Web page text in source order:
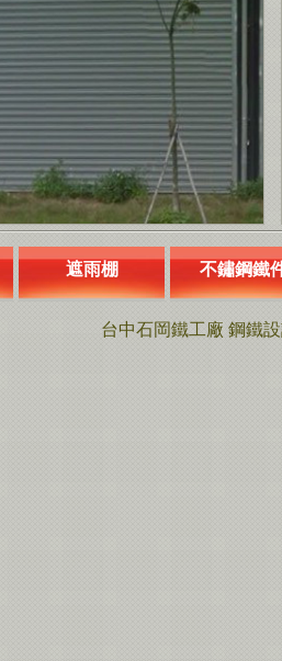
遮雨棚 不鏽鋼鐵
台中石岡鐵工廠 鋼鐵